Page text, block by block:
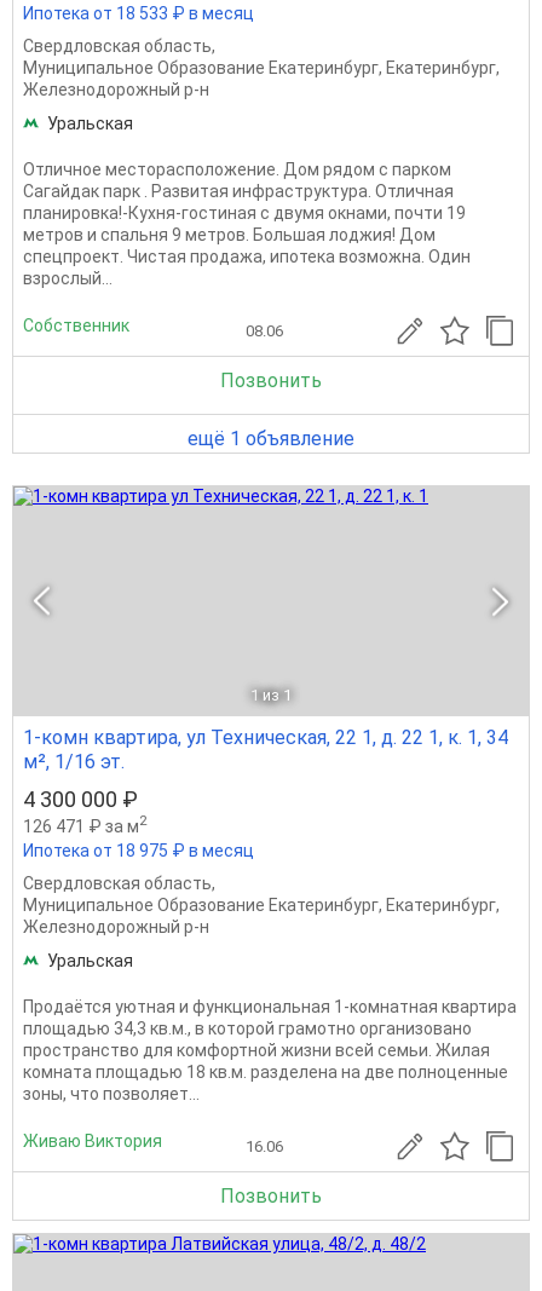
Ипотека от 18 533 ₽ в месяц
Свердловская область,
Муниципальное Образование Екатеринбург, Екатеринбург,
Железнодорожный р-н
Уральская
Отличное месторасположение. Дом рядом с парком
Сагайдак парк . Развитая инфраструктура. Отличная
планировка!-Кухня-гостиная с двумя окнами, почти 19
метров и спальня 9 метров. Большая лоджия! Дом
спецпроект. Чистая продажа, ипотека возможна. Один
взрослый...
Собственник 08.06
Позвонить
ещё 1 объявление
1 из 1
1-комн квартира, ул Техническая, 22 1, д. 22 1, к. 1, 34
м², 1/16 эт.
4 300 000 ₽
126 471 ₽ за м2
Ипотека от 18 975 ₽ в месяц
Свердловская область,
Муниципальное Образование Екатеринбург, Екатеринбург,
Железнодорожный р-н
Уральская
Продаётся уютная и функциональная 1-комнатная квартира
площадью 34,3 кв.м., в которой грамотно организовано
пространство для комфортной жизни всей семьи. Жилая
комната площадью 18 кв.м. разделена на две полноценные
зоны, что позволяет...
Живаю Виктория 16.06
Позвонить